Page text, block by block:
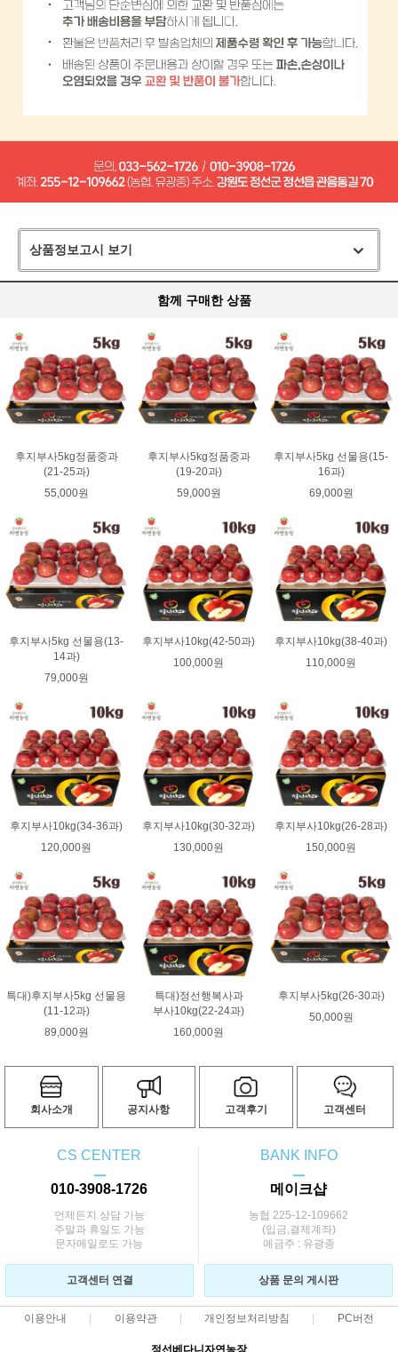
상품정보고시 보기
함께 구매한 상품
후지부사5kg정품중과
(21-25과)
55,000원
후지부사5kg정품중과
(19-20과)
59,000원
후지부사5kg 선물용(15-
16과)
69,000원
후지부사5kg 선물용(13-
14과)
79,000원
후지부사10kg(42-50과)
100,000원
후지부사10kg(38-40과)
110,000원
후지부사10kg(34-36과)
120,000원
후지부사10kg(30-32과)
130,000원
후지부사10kg(26-28과)
150,000원
특대)후지부사5kg 선물용
(11-12과)
89,000원
특대)정선행복사과
부사10kg(22-24과)
160,000원
후지부사5kg(26-30과)
50,000원
회사소개 공지사항 고객후기 고객센터
CS CENTER
ㅡ
010-3908-1726
언제든지 상담 가능
주말과 휴일도 가능
문자메일로도 가능
BANK INFO
ㅡ
메이크샵
농협 225-12-109662
(입금,결제계좌)
예금주 : 유광종
고객센터 연결 상품 문의 게시판
이용안내 이용약관 개인정보처리방침 PC버전